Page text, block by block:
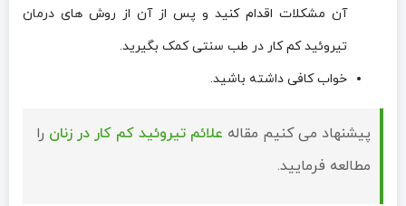
آن مشکلات اقدام کنید و پس از آن از روش های درمان
تیروئید کم کار در طب سنتی کمک بگیرید.
خواب کافی داشته باشید.
پیشنهاد می کنیم مقاله علائم تیروئید کم کار در زنان را
مطالعه فرمایید.